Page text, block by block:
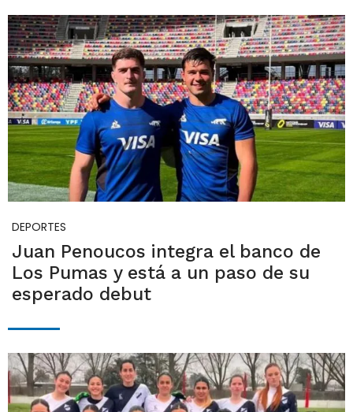
DEPORTES
Juan Penoucos integra el banco de
Los Pumas y está a un paso de su
esperado debut